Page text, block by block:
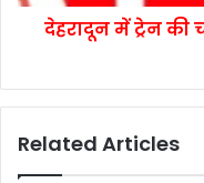
देहरादून में ट्रेन
Related Articles